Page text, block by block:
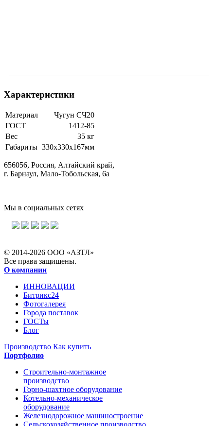
Характеристики
Материал
Чугун СЧ20
ГОСТ
1412-85
Вес
35 кг
Габариты 330х330х167мм
656056, Россия, Алтайский край,
г. Барнаул, Мало-Тобольская, 6а
Мы в социальных сетях
© 2014-2026 ООО «АЗТЛ»
Все права защищены.
О компании
ИННОВАЦИИ
Битрикс24
Фотогалерея
Города поставок
ГОСТы
Блог
Производство Как купить
Портфолио
Строительно-монтажное
производство
Горно-шахтное оборудование
Котельно-механическое
оборудование
Железнодорожное машиностроение
Сельскохозяйственное производство